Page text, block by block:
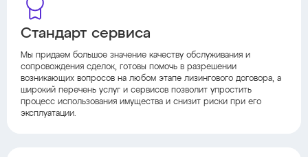
Стандарт сервиса
Мы придаем большое значение качеству обслуживания и
сопровождения сделок, готовы помочь в разрешении
возникающих вопросов на любом этапе лизингового договора, а
широкий перечень услуг и сервисов позволит упростить
процесс использования имущества и снизит риски при его
эксплуатации.